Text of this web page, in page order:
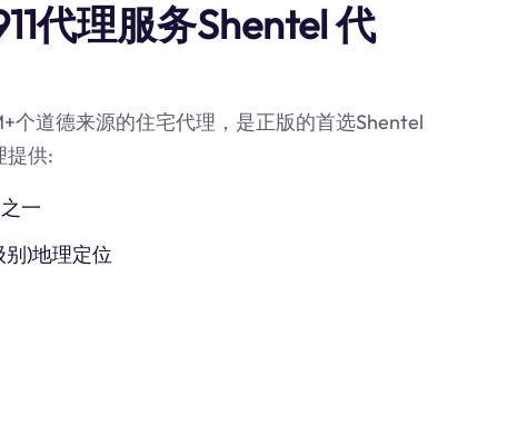
代理服务Shentel 代
个道德来源的住宅代理，是正版的首选Shentel
提供:
一
)地理定位